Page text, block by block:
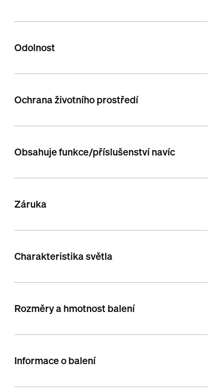
Odolnost
Ochrana životního prostředí
Obsahuje funkce/příslušenství navíc
Záruka
Charakteristika světla
Rozměry a hmotnost balení
Informace o balení